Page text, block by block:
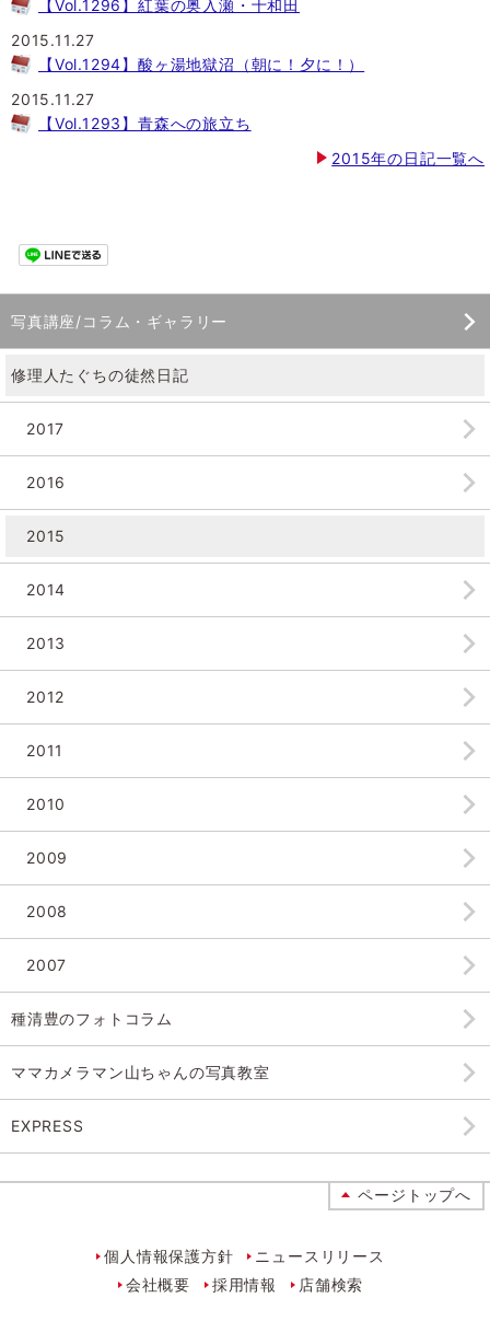
【Vol.1296】紅葉の奥入瀬・十和田
2015.11.27
【Vol.1294】酸ヶ湯地獄沼（朝に！夕に！）
2015.11.27
【Vol.1293】青森への旅立ち
2015年の日記一覧へ
写真講座/コラム・ギャラリー
修理人たぐちの徒然日記
2017
2016
2015
2014
2013
2012
2011
2010
2009
2008
2007
種清豊のフォトコラム
ママカメラマン山ちゃんの写真教室
EXPRESS
ページトップへ
個人情報保護方針
ニュースリリース
会社概要
採用情報 店舗検索